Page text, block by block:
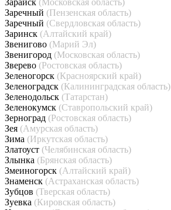
Зарайск (Московская область)
Заречный (Пензенская область)
Заречный (Свердловская область)
Заринск (Алтайский край)
Звенигово (Марий Эл)
Звенигород (Московская область)
Зверево (Ростовская область)
Зеленогорск (Красноярский край)
Зеленоградск (Калининградская область)
Зеленодольск (Татарстан)
Зеленокумск (Ставропольский край)
Зерноград (Ростовская область)
Зея (Амурская область)
Зима (Иркутская область)
Златоуст (Челябинская область)
Злынка (Брянская область)
Змеиногорск (Алтайский край)
Знаменск (Астраханская область)
Зубцов (Тверская область)
Зуевка (Кировская область)